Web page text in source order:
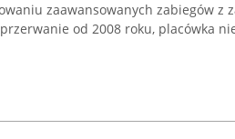
zaawansowanych zabiegów z
od 2008 roku, placówka